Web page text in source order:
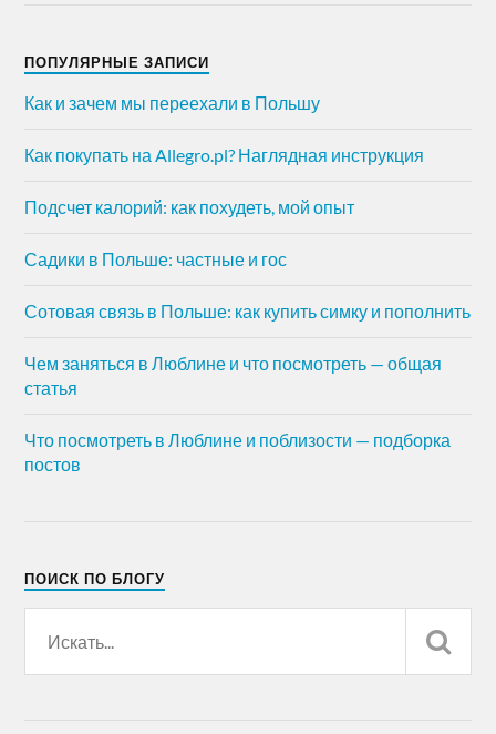
ПОПУЛЯРНЫЕ ЗАПИСИ
Как и зачем мы переехали в Польшу
Как покупать на Allegro.pl? Наглядная инструкция
Подсчет калорий: как похудеть, мой опыт
Садики в Польше: частные и гос
Сотовая связь в Польше: как купить симку и пополнить
Чем заняться в Люблине и что посмотреть — общая
статья
Что посмотреть в Люблине и поблизости — подборка
постов
ПОИСК ПО БЛОГУ